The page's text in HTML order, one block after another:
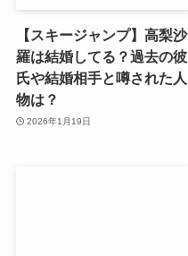
【スキージャンプ】高梨沙
羅は結婚してる？過去の彼
氏や結婚相手と噂された人
物は？
2026年1月19日